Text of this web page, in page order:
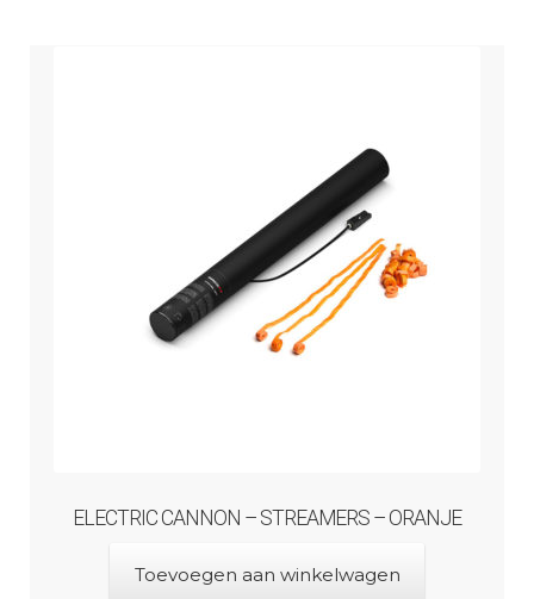
ELECTRIC CANNON – STREAMERS – ORANJE
Toevoegen aan winkelwagen